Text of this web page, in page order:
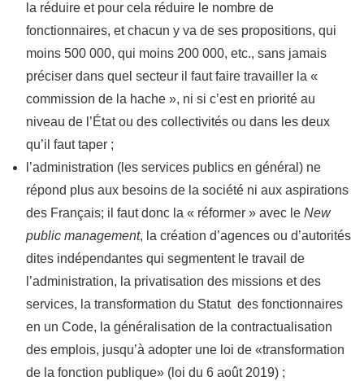
la réduire et pour cela réduire le nombre de
fonctionnaires, et chacun y va de ses propositions, qui
moins 500 000, qui moins 200 000, etc., sans jamais
préciser dans quel secteur il faut faire travailler la «
commission de la hache », ni si c’est en priorité au
niveau de l’État ou des collectivités ou dans les deux
qu’il faut taper ;
l’administration (les services publics en général) ne
répond plus aux besoins de la société ni aux aspirations
des Français; il faut donc la « réformer » avec le New
public management, la création d’agences ou d’autorités
dites indépendantes qui segmentent le travail de
l’administration, la privatisation des missions et des
services, la transformation du Statut des fonctionnaires
en un Code, la généralisation de la contractualisation
des emplois, jusqu’à adopter une loi de «transformation
de la fonction publique» (loi du 6 août 2019) ;